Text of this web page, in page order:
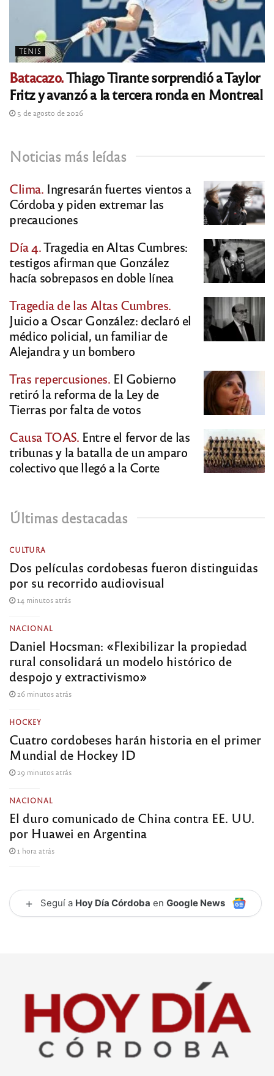
TENIS
Batacazo.Thiago Tirante sorprendió a Taylor
Fritz y avanzó a la tercera ronda en Montreal
5 de agosto de 2026
Noticias más leídas
Clima. Ingresarán fuertes vientos a
Córdoba y piden extremar las
precauciones
Día 4.Tragedia en Altas Cumbres:
testigos afirman que González
hacía sobrepasos en doble línea
Tragedia de las Altas Cumbres.
Juicio a Oscar González: declaró el
médico policial, un familiar de
Alejandra y un bombero
Tras repercusiones. El Gobierno
retiró la reforma de la Ley de
Tierras por falta de votos
Causa TOAS. Entre el fervor de las
tribunas y la batalla de un amparo
colectivo que llegó a la Corte
Últimas destacadas
CULTURA
Dos películas cordobesas fueron distinguidas
por su recorrido audiovisual
14 minutos atrás
NACIONAL
Daniel Hocsman: «Flexibilizar la propiedad
rural consolidará un modelo histórico de
despojo y extractivismo»
26 minutos atrás
HOCKEY
Cuatro cordobeses harán historia en el primer
Mundial de Hockey ID
29 minutos atrás
NACIONAL
El duro comunicado de China contra EE. UU.
por Huawei en Argentina
1 hora atrás
+ Seguí a Hoy Día Córdoba en Google News